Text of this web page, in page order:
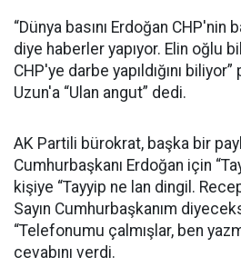
“Dünya basını Erdoğan CHP'nin
diye haberler yapıyor. Elin oğlu
CHP'ye darbe yapıldığını biliyor”
Uzun'a “Ulan angut” dedi.
AK Partili bürokrat, başka bir
Cumhurbaşkanı Erdoğan için
kişiye “Tayyip ne lan dingil.
Sayın Cumhurbaşkanım
“Telefonumu çalmışlar, ben
cevabını verdi.